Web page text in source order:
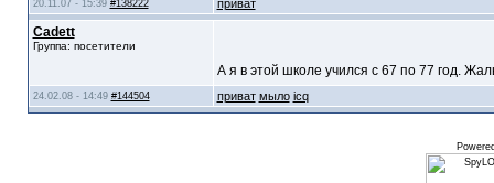
20.11.07 - 15:39 #138222 приват
Cadett
Группа: посетители
А я в этой школе учился с 67 по 77 год.
24.02.08 - 14:49 #144504 приват мыло icq